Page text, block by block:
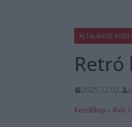
ÁLTALÁNOS
Retró
2025.12.02.
Kezdőlap » Kvíz »